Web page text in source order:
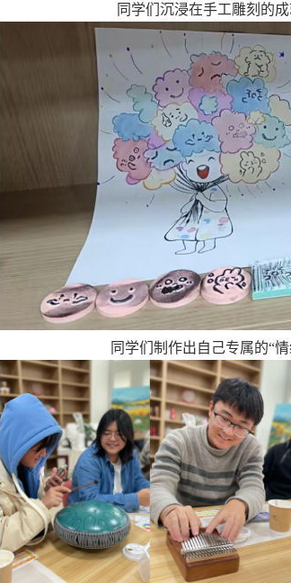
同学们沉浸在手工雕刻的
同学们制作出自己专属的“